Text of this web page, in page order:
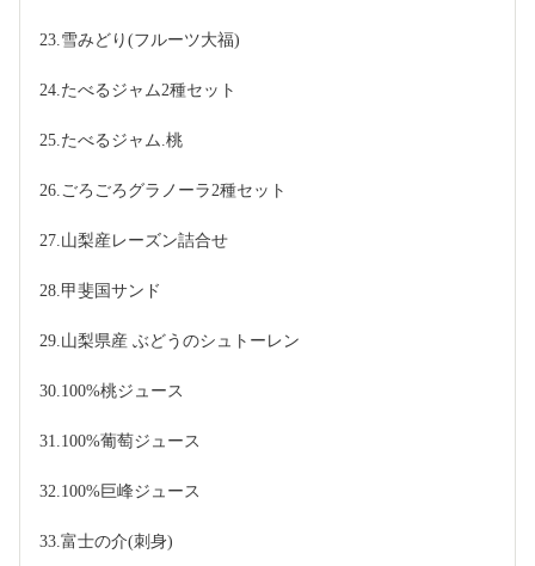
23.雪みどり(フルーツ大福)
24.たべるジャム2種セット
25.たべるジャム.桃
26.ごろごろグラノーラ2種セット
27.山梨産レーズン詰合せ
28.甲斐国サンド
29.山梨県産 ぶどうのシュトーレン
30.100%桃ジュース
31.100%葡萄ジュース
32.100%巨峰ジュース
33.富士の介(刺身)